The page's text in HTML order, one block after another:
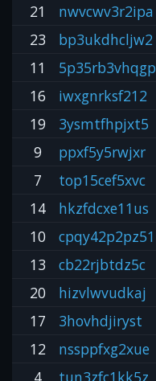
21
nwvcwv3r2ipa
23
bp3ukdhcljw2
11
5p35rb3vhqgp
16
iwxgnrksf212
19
3ysmtfhpjxt5
9
ppxf5y5rwjxr
7
top15cef5xvc
14
hkzfdcxe11us
10
cpqy42p2pz51
13
cb22rjbtdz5c
20
hizvlwvudkaj
17
3hovhdjiryst
12
nssppfxg2xue
4
tun3zfc1kk5z